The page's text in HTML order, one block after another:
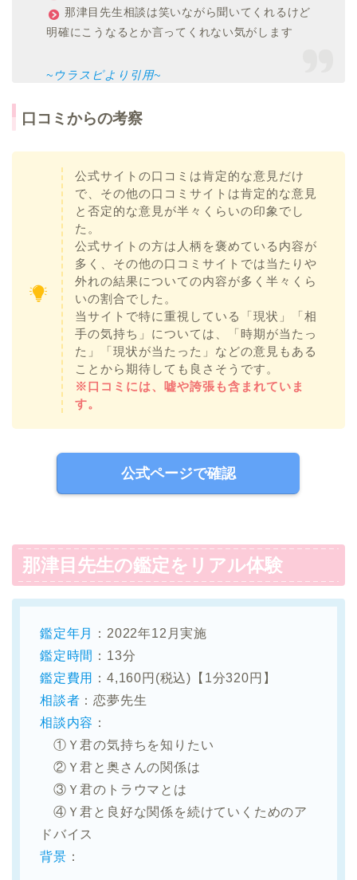
那津目先生相談は笑いながら聞いてくれるけど
明確にこうなるとか言ってくれない気がします
~ウラスピより引用~
口コミからの考察
公式サイトの口コミは肯定的な意見だけ
で、その他の口コミサイトは肯定的な意見
と否定的な意見が半々くらいの印象でし
た。
公式サイトの方は人柄を褒めている内容が
多く、その他の口コミサイトでは当たりや
外れの結果についての内容が多く半々くら
いの割合でした。
当サイトで特に重視している「現状」「相
手の気持ち」については、「時期が当たっ
た」「現状が当たった」などの意見もある
ことから期待しても良さそうです。
※口コミには、嘘や誇張も含まれていま
す。
公式ページで確認
那津目先生の鑑定をリアル体験
鑑定年月
：2022年12月実施
鑑定時間 ：13分
鑑定費用
：4,160円(税込)【1分320円】
相談者 ：恋夢先生
相談内容 ：
①Ｙ君の気持ちを知りたい
②Ｙ君と奥さんの関係は
③Ｙ君のトラウマとは
④Ｙ君と良好な関係を続けていくためのア
ドバイス
背景 ：